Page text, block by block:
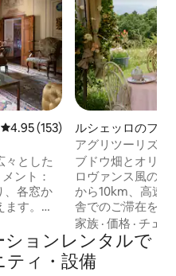
レビュー153件、5つ星中4.95つ
4.95 (153)
々とした
ント：
、各窓か
す。
、
、
された大規
ルシェッロのファ
イ
アグリツーリズム
パリータ
ブドウ畑とオリー
ロヴァンス風の
から10km、高速
舎でのご滞在をお
オリーブの木の間
間、カササギとカ
ルームのサウンド
基本的なイタリア
家族 ·価格 ·チェ
ションレンタルで
ティ・設備